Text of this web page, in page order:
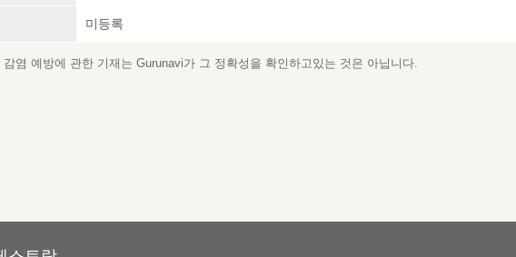
미등록
염 예방에 관한 기재는 Gurunavi가 그 정확성을 확인하고있는 것은 아닙니다.